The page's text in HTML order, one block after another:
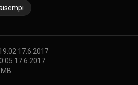
17.6.2017
17.6.2017